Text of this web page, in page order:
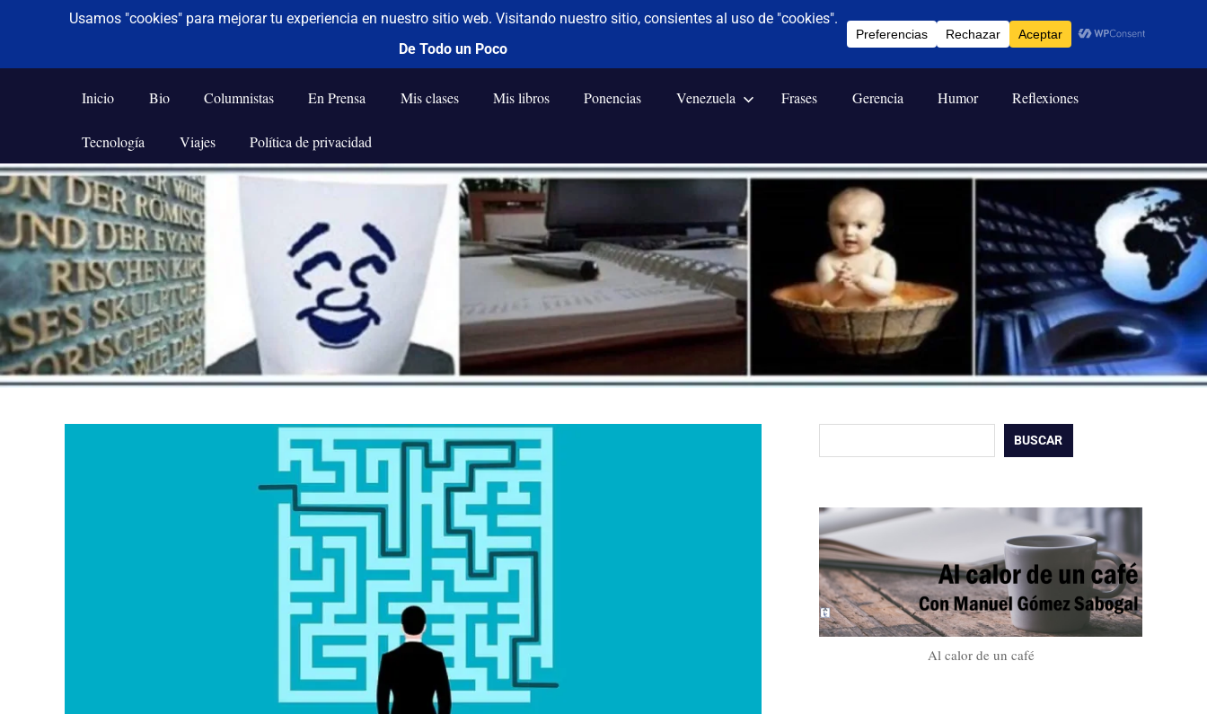
Saltar
al
contenido
De todo un poco
Frases,
Humor,
Tecnología
y
Viajes
Inicio Bio Columnistas En Prensa Mis clases Mis libros Ponencias Venezuela Frases Gerencia Humor Reflexiones
Tecnología Viajes Política de privacidad
BUSCAR
Al calor de un café